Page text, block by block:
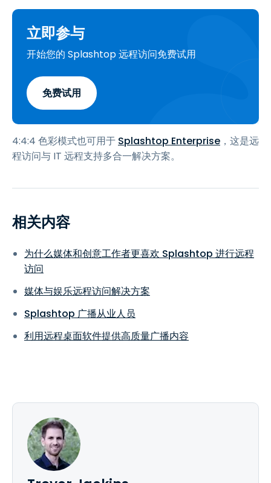
立即参与
开始您的 Splashtop 远程访问免费试用
免费试用
4:4:4 色彩模式也可用于 Splashtop Enterprise ，这是远
程访问与 IT 远程支持多合一解决方案。
相关内容
为什么媒体和创意工作者更喜欢 Splashtop 进行远程
访问
媒体与娱乐远程访问解决方案
Splashtop 广播从业人员
利用远程桌面软件提供高质量广播内容